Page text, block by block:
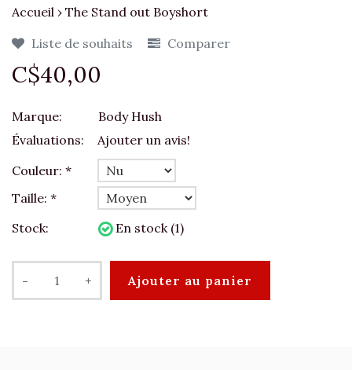
Accueil › The Stand out Boyshort
Liste de souhaits
Comparer
C$40,00
Marque:
Body Hush
Évaluations:
Ajouter un avis!
Couleur: *
Taille: *
Stock:
En stock (1)
- + Ajouter au panier